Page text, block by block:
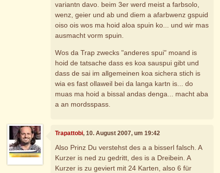
variantn davo. beim 3er werd meist a farbsolo,
wenz, geier und ab und diem a afarbwenz gspuid
oiso ois wos ma hoid aloa spuin ko... und wir mas
ausmacht vorm spuin.
Wos da Trap zwecks "anderes spui" moand is
hoid de tatsache dass es koa sauspui gibt und
dass de sai im allgemeinen koa sichera stich is
wia es fast ollaweil bei da langa kartn is... do
muas ma hoid a bissal andas denga... macht aba
a an mordsspass.
Trapattobi, 10. August 2007, um 19:42
Also Prinz Du verstehst des a a bisserl falsch. A
Kurzer is ned zu gedritt, des is a Dreibein. A
Kurzer is zu geviert mit 24 Karten, also 6 für